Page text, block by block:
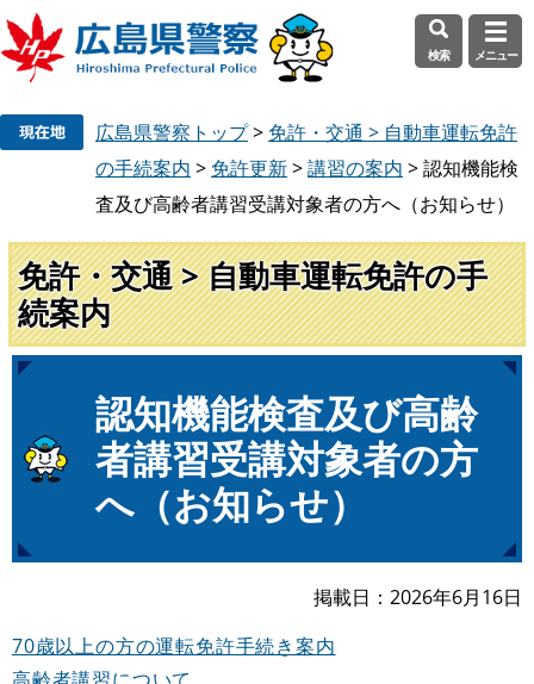
頭
で
す
。
飛
ば
し
て
本
検索 メニュー
広島県警察トップ> 免許・交通 > 自動車運転免許
の手続案内 > 免許更新>講習の案内 >認知機能検
査及び高齢者講習受講対象者の方へ（お知らせ）
免許・交通 > 自動車運転免許の手
続案内
認知機能検査及び高齢
者講習受講対象者の方
へ（お知らせ）
掲載日
2026年6月16日
70歳以上の方の運転免許手続き案内